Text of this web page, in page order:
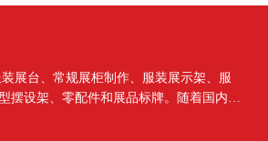
展台、常规展柜制作、服装展示架、服
摆设架、零配件和展品标牌。随着国内经